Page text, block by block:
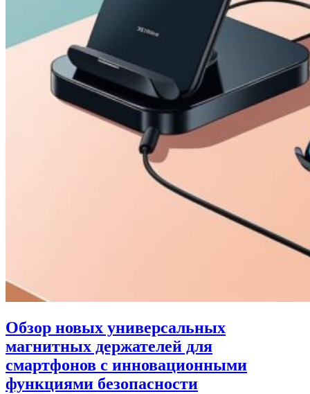
Обзор новых универсальных
магнитных держателей для
смартфонов с инновационными
функциями безопасности